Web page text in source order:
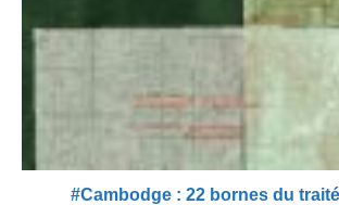
#Cambodge : 22 bornes du traité